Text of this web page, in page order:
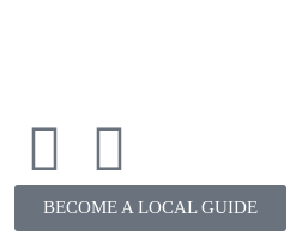
BECOME A LOCAL GUIDE